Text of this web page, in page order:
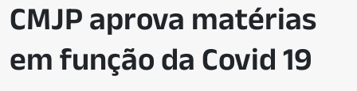
CMJP aprova matérias
em função da Covid 19